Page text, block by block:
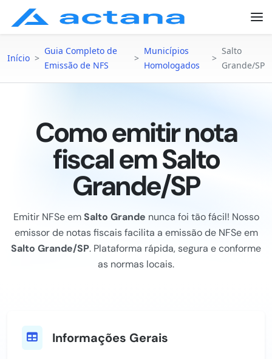
Início >
Guia Completo de
Emissão de NFS
>
Municípios
Homologados
>
Salto
Grande/SP
Como emitir nota
fiscal em Salto
Grande/SP
Emitir NFSe emSalto Grande nunca foi tão fácil! Nosso
emissor de notas fiscais facilita a emissão de NFSe em
Salto Grande/SP. Plataforma rápida, segura e conforme
as normas locais.
Informações Gerais